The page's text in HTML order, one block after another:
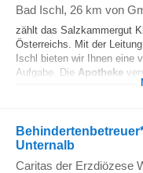
Bad Ischl, 26 km von
zählt das Salzkammergut
Österreichs. Mit der
Ischl bieten wir Ihnen eine
Aufgabe. Die Apotheke
Unternalb
Caritas der Erzdiözese